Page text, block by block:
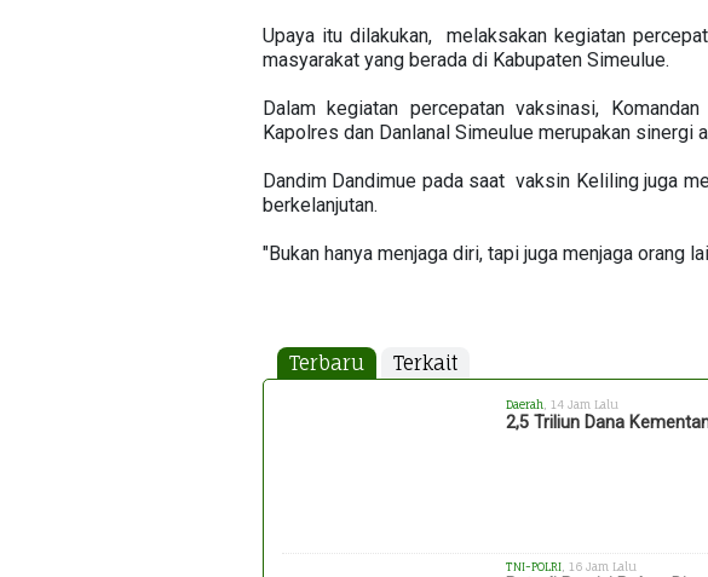
Upaya itu dilakukan, melaksakan kegiatan
masyarakat yang berada di Kabupaten Simeulue.
Dalam kegiatan percepatan vaksinasi,
Kapolres dan Danlanal Simeulue merupakan
Dandim Dandimue pada saat vaksin Keliling juga
berkelanjutan.
"Bukan hanya menjaga diri, tapi juga menjaga orang
Terbaru Terkait
Daerah , 14 Jam Lalu
2,5 Triliun Dana
TNI-POLRI , 16 Jam Lalu